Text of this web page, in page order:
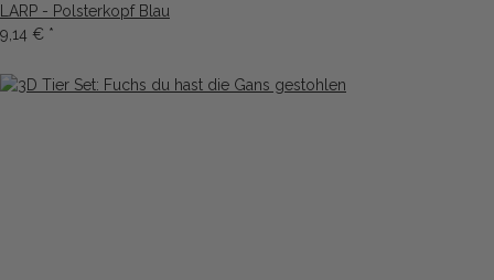
LARP - Polsterkopf Blau
9,14 € *